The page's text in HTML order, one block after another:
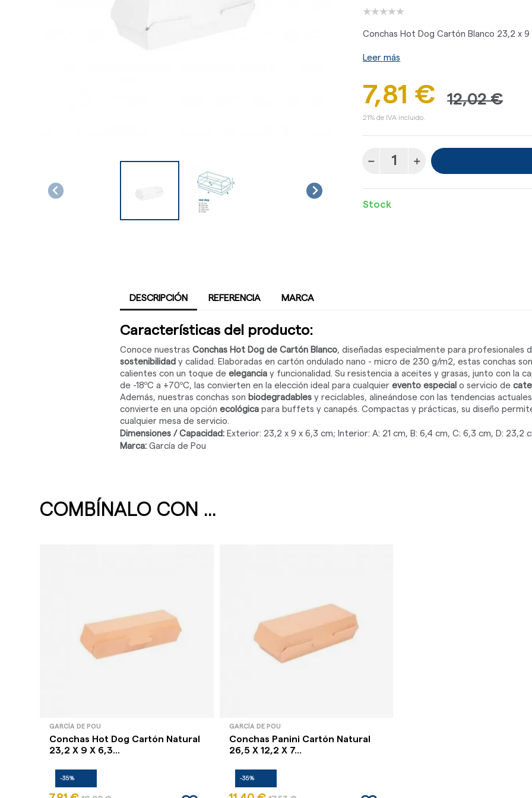
Conchas Hot Dog Cartón Blanco 23,2 x 9
Leer más
7,81 € 12,02 €
21% de IVA incluido.
Stock
DESCRIPCIÓN REFERENCIA MARCA
Características del producto:
Conoce nuestras Conchas Hot Dog de Cartón Blanco, diseñadas especialmente para profesionales
sostenibilidad y calidad. Elaboradas en cartón ondulado nano - micro de 230 g/m2, estas conchas
calientes con un toque de eleganciay funcionalidad. Su resistencia a aceites y grasas, junto con la
de -18ºC a +70ºC, las convierten en la elección ideal para cualquier evento especial o servicio de
Además, nuestras conchas son biodegradablesy reciclables, alineándose con las tendencias
convierte en una opción ecológicapara buffets y canapés. Compactas y prácticas, su diseño
cualquier mesa de servicio.
Dimensiones / Capacidad:Exterior: 23,2 x 9 x 6,3 cm; Interior: A: 21 cm, B: 6,4 cm, C: 6,3 cm, D: 23,2
Marca:García de Pou
COMBÍNALO CON ...
GARCÍA DE POU
Conchas Hot Dog Cartón Natural
23,2 X 9 X 6,3...
-35%
GARCÍA DE POU
Conchas Panini Cartón Natural
26,5 X 12,2 X 7...
-35%